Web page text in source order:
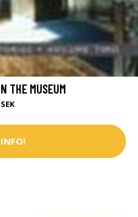
THE MUSEUM